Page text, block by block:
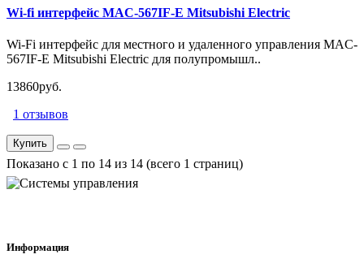
Wi-fi интерфейс MAC-567IF-E Mitsubishi Electric
Wi-Fi интерфейс для местного и удаленного управления MAC-
567IF-E Mitsubishi Electric для полупромышл..
13860руб.
1 отзывов
Купить
Показано с 1 по 14 из 14 (всего 1 страниц)
Информация